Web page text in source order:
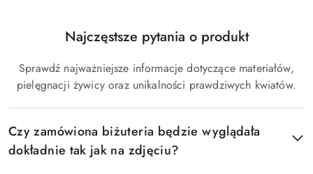
Pomiń FAQNajczęstsze pytania o produkt
Sprawdź najważniejsze informacje dotyczące materiałów,
pielęgnacji żywicy oraz unikalności prawdziwych kwiatów.
Czy zamówiona biżuteria będzie wyglądała
dokładnie tak jak na zdjęciu?